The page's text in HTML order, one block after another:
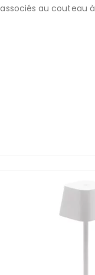
au couteau